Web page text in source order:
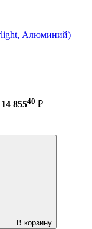
Алюминий)
14 85540 ₽
В корзину